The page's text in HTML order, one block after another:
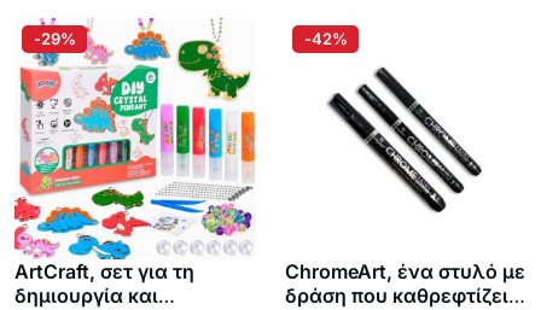
ArtCraft, σετ για τη
δημιουργία και
-29%
ChromeArt, ένα στυλό με
δράση που καθρεφτίζει
-42%